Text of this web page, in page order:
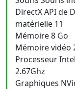
DirectX API de
matérielle 11
Mémoire 8 Go
Mémoire vidéo
Processeur
2.67Ghz
Graphiques